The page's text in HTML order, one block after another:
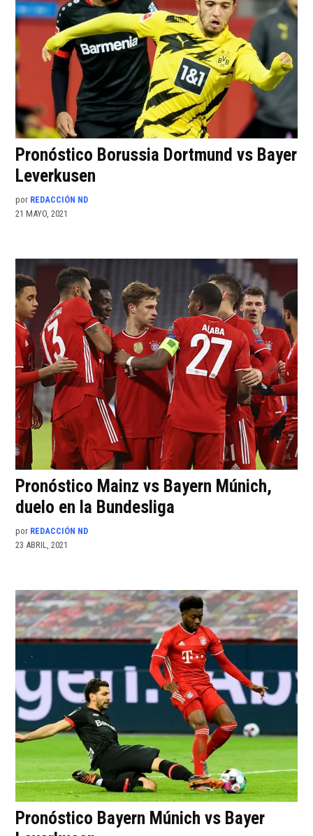
Pronóstico Borussia Dortmund vs Bayer
Leverkusen
por REDACCIÓN ND
21 MAYO, 2021
Pronóstico Mainz vs Bayern Múnich,
duelo en la Bundesliga
por REDACCIÓN ND
23 ABRIL, 2021
Pronóstico Bayern Múnich vs Bayer